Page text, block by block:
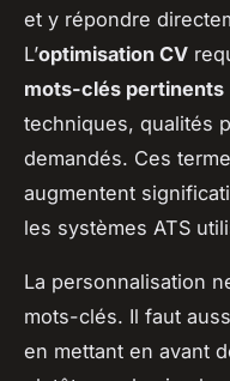
et y répondre
L’optimisation CV
mots-clés pertinents
techniques, qualités
demandés. Ces
augmentent
les systèmes ATS
La personnalisation
mots-clés. Il faut
en mettant en avant